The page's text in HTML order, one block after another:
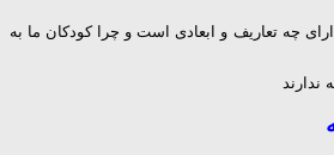
چه تعاریف و ابعادی است و چرا کودکان ما به
ندارند